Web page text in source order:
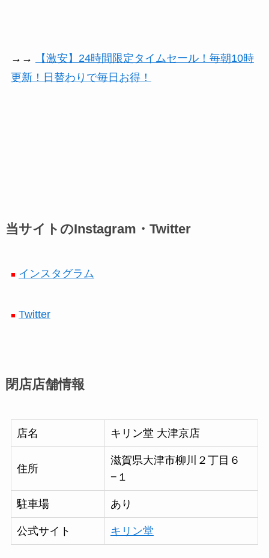
→→
【激安】24時間限定タイムセール！毎朝10時
更新！日替わりで毎日お得！
当サイトのInstagram・Twitter
■ インスタグラム
■ Twitter
閉店店舗情報
店名 キリン堂 大津京店
住所
滋賀県大津市柳川２丁目６
−１
駐車場 あり
公式サイト キリン堂